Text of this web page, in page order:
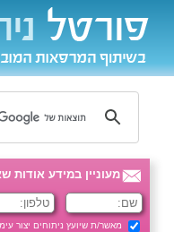
מעוניין במידע אודות
מאשר/ת שיועץ ניתוחים יצור